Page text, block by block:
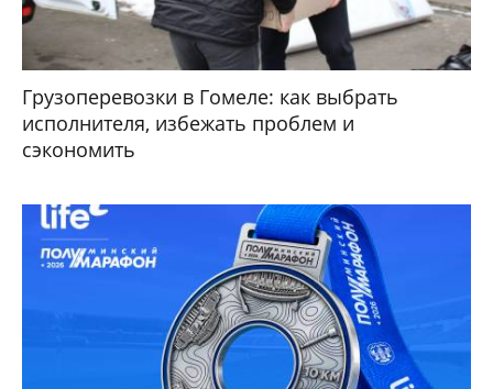
Грузоперевозки в Гомеле: как выбрать
исполнителя, избежать проблем и
сэкономить